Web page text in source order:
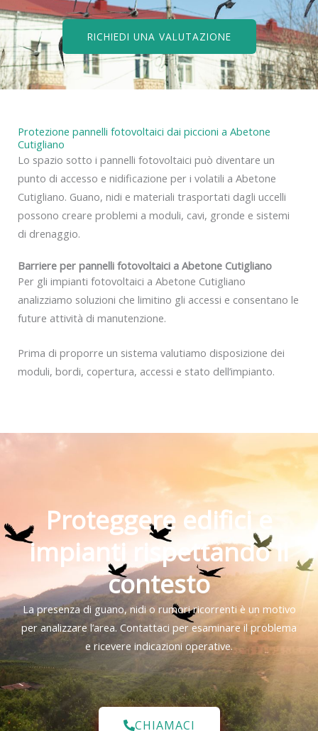
RICHIEDI UNA VALUTAZIONE
Protezione pannelli fotovoltaici dai piccioni a Abetone
Cutigliano
Lo spazio sotto i pannelli fotovoltaici può diventare un
punto di accesso e nidificazione per i volatili a Abetone
Cutigliano. Guano, nidi e materiali trasportati dagli uccelli
possono creare problemi a moduli, cavi, gronde e sistemi
di drenaggio.
Barriere per pannelli fotovoltaici a Abetone Cutigliano
Per gli impianti fotovoltaici a Abetone Cutigliano
analizziamo soluzioni che limitino gli accessi e consentano le
future attività di manutenzione.
Prima di proporre un sistema valutiamo disposizione dei
moduli, bordi, copertura, accessi e stato dell’impianto.
Proteggere edifici e
impianti rispettando il
contesto
La presenza di guano, nidi o rumori ricorrenti è un motivo
per analizzare l’area. Contattaci per esaminare il problema
e ricevere indicazioni operative.
CHIAMACI